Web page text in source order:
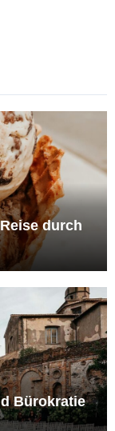
durch
Bürokratie